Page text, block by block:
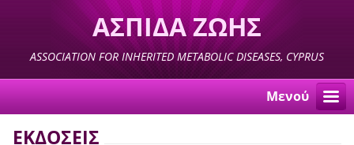
ΑΣΠΙΔΑ ΖΩΗΣ
ASSOCIATION FOR INHERITED METABOLIC DISEASES, CYPRUS
Μενού
ΕΚΔΟΣΕΙΣ